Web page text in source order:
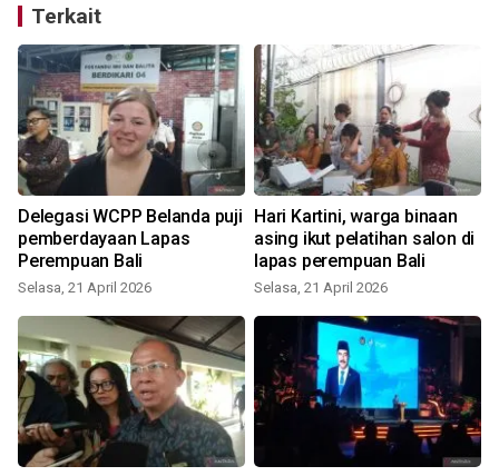
Terkait
Delegasi WCPP Belanda puji
pemberdayaan Lapas
Perempuan Bali
Selasa, 21 April 2026
Hari Kartini, warga binaan
asing ikut pelatihan salon di
lapas perempuan Bali
Selasa, 21 April 2026